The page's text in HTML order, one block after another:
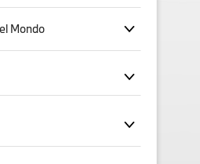
Mondo